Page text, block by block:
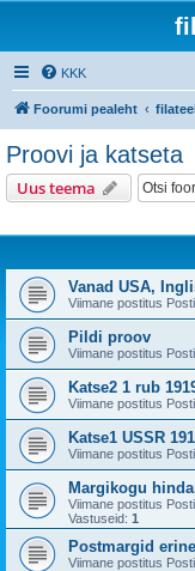
KKK
Foorumi pealeht
Proovi ja katseta
Uus teema
Vanad USA,
Viimane postitus
Pildi proov
Viimane postitus
Katse2 1 rub
Viimane postitus
Katse1 USSR
Viimane postitus
Margikogu
Viimane postitus
Vastuseid: 1
Postmargid
Viimane postitus